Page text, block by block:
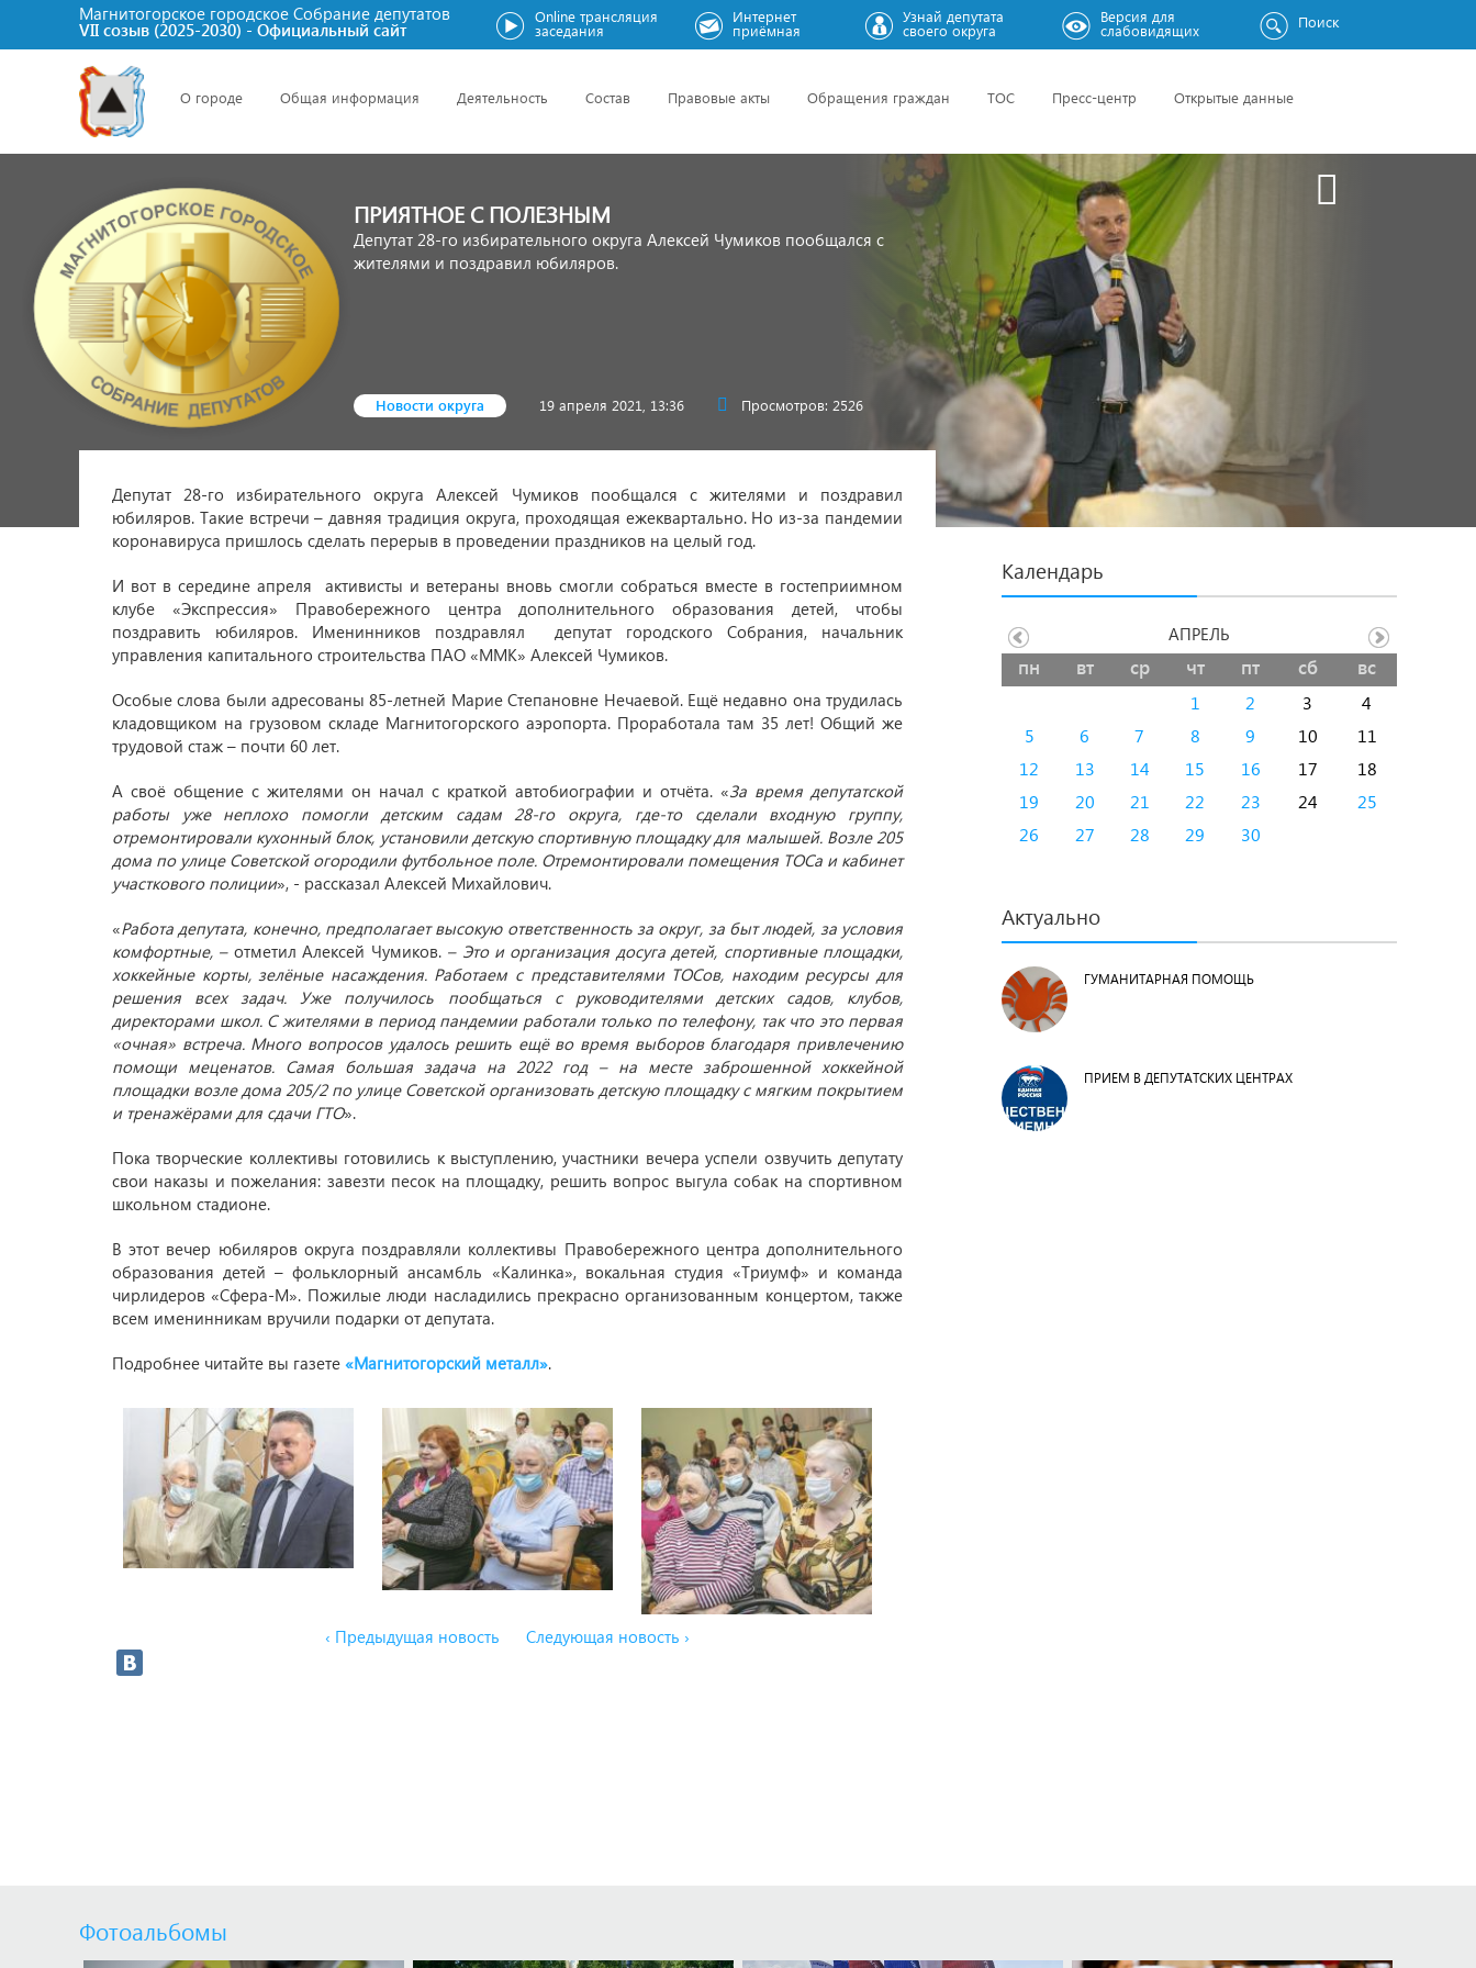
Магнитогорское городское Cобрание депутатов
VII созыв (2025-2030) - Официальный сайт
Online трансляция
заседания
Интернет
приёмная
Узнай депутата
своего округа
Версия для
слабовидящих Поиск
О городе Общая информация Деятельность Состав Правовые акты Обращения граждан ТОС Пресс-центр Открытые данные
ПРИЯТНОЕ С ПОЛЕЗНЫМ
Депутат 28-го избирательного округа Алексей Чумиков пообщался с
жителями и поздравил юбиляров.
Новости округа 19 апреля 2021, 13:36 Просмотров: 2526
Депутат 28-го избирательного округа Алексей Чумиков пообщался с жителями и поздравил
юбиляров. Такие встречи – давняя традиция округа, проходящая ежеквартально. Но из-за пандемии
коронавируса пришлось сделать перерыв в проведении праздников на целый год.
И вот в середине апреля активисты и ветераны вновь смогли собраться вместе в гостеприимном
клубе «Экспрессия» Правобережного центра дополнительного образования детей, чтобы
поздравить юбиляров. Именинников поздравлял депутат городского Собрания, начальник
управления капитального строительства ПАО «ММК» Алексей Чумиков.
Особые слова были адресованы 85-летней Марие Степановне Нечаевой. Ещё недавно она трудилась
кладовщиком на грузовом складе Магнитогорского аэропорта. Проработала там 35 лет! Общий же
трудовой стаж – почти 60 лет.
А своё общение с жителями он начал с краткой автобиографии и отчёта. «За время депутатской
работы уже неплохо помогли детским садам 28-го округа, где-то сделали входную группу,
отремонтировали кухонный блок, установили детскую спортивную площадку для малышей. Возле 205
дома по улице Советской огородили футбольное поле. Отремонтировали помещения ТОСа и кабинет
участкового полиции», - рассказал Алексей Михайлович.
«Работа депутата, конечно, предполагает высокую ответственность за округ, за быт людей, за условия
комфортные, – отметил Алексей Чумиков. – Это и организация досуга детей, спортивные площадки,
хоккейные корты, зелёные насаждения. Работаем с представителями ТОСов, находим ресурсы для
решения всех задач. Уже получилось пообщаться с руководителями детских садов, клубов,
директорами школ. С жителями в период пандемии работали только по телефону, так что это первая
«очная» встреча. Много вопросов удалось решить ещё во время выборов благодаря привлечению
помощи меценатов. Самая большая задача на 2022 год – на месте заброшенной хоккейной
площадки возле дома 205/2 по улице Советской организовать детскую площадку с мягким покрытием
и тренажёрами для сдачи ГТО».
Пока творческие коллективы готовились к выступлению, участники вечера успели озвучить депутату
свои наказы и пожелания: завезти песок на площадку, решить вопрос выгула собак на спортивном
школьном стадионе.
В этот вечер юбиляров округа поздравляли коллективы Правобережного центра дополнительного
образования детей – фольклорный ансамбль «Калинка», вокальная студия «Триумф» и команда
чирлидеров «Сфера-М». Пожилые люди насладились прекрасно организованным концертом, также
всем именинникам вручили подарки от депутата.
Подробнее читайте вы газете «Магнитогорский металл».
‹ Предыдущая новость Следующая новость ›
Календарь
пн вт ср чт пт сб вс
1 2 3
4
5
6 7 8 9 10
11
12
13 14 15 16 17
18
19
20 21 22 23 24
25
26
27 28 29 30
АПРЕЛЬ
Актуально
ГУМАНИТАРНАЯ ПОМОЩЬ
ПРИЕМ В ДЕПУТАТСКИХ ЦЕНТРАХ
Фотоальбомы